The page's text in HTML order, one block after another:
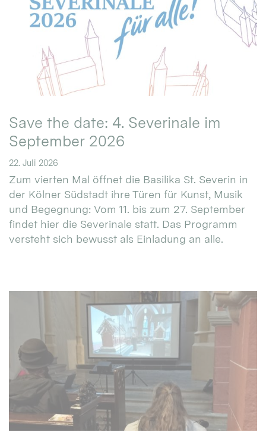
Save the date: 4. Severinale im
September 2026
22. Juli 2026
Zum vierten Mal öffnet die Basilika St. Severin in
der Kölner Südstadt ihre Türen für Kunst, Musik
und Begegnung: Vom 11. bis zum 27. September
findet hier die Severinale statt. Das Programm
versteht sich bewusst als Einladung an alle.